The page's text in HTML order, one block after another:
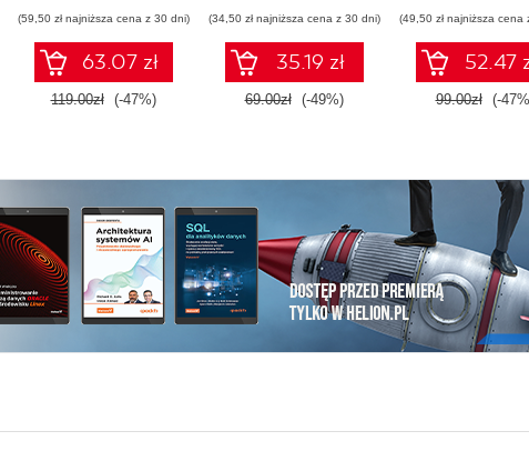
(59,50 zł najniższa cena z 30 dni)
63.07 zł
119.00zł (-47%)
(34,50 zł najniższa cena z 30 dni)
35.19 zł
69.00zł (-49%)
(49,50 zł najniższa cena
52.47
99.00zł (-